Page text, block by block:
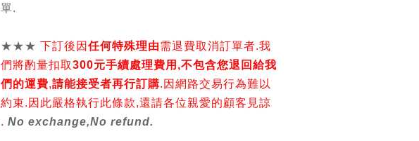
單.
★★★ 下訂後因 任何特殊理由需退費取消訂單者.我
們將酌量扣取300元手續處理費用,不包含您退回給我
們的運費,請能接受者再行訂購.因網路交易行為難以
約束.因此嚴格執行此條款,還請各位親愛的顧客見諒
. No exchange,No refund.